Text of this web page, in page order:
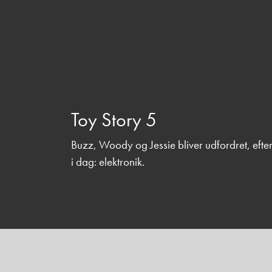
Toy Story 5
Buzz, Woody og Jessie bliver udfordret,
i dag: elektronik.